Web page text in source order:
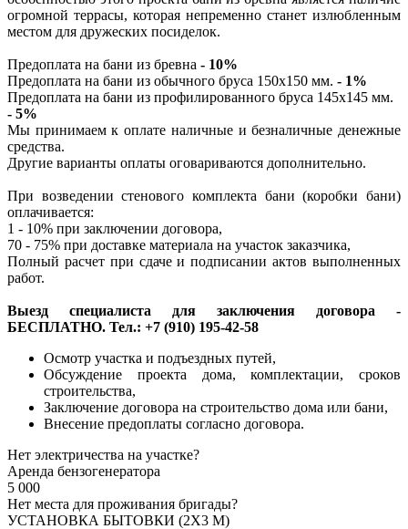
огромной террасы, которая непременно станет излюбленным
местом для дружеских посиделок.
Предоплата на бани из бревна - 10%
Предоплата на бани из обычного бруса 150х150 мм. - 1%
Предоплата на бани из профилированного бруса 145х145 мм.
- 5%
Мы принимаем к оплате наличные и безналичные денежные
средства.
Другие варианты оплаты оговариваются дополнительно.
При возведении стенового комплекта бани (коробки бани)
оплачивается:
1 - 10% при заключении договора,
70 - 75% при доставке материала на участок заказчика,
Полный расчет при сдаче и подписании актов выполненных
работ.
Выезд специалиста для заключения договора -
БЕСПЛАТНО. Тел.: +7 (910) 195-42-58
Осмотр участка и подъездных путей,
Обсуждение проекта дома, комплектации, сроков
строительства,
Заключение договора на строительство дома или бани,
Внесение предоплаты согласно договора.
Нет электричества на участке?
Аренда бензогенератора
5 000
Нет места для проживания бригады?
УСТАНОВКА БЫТОВКИ (2Х3 М)